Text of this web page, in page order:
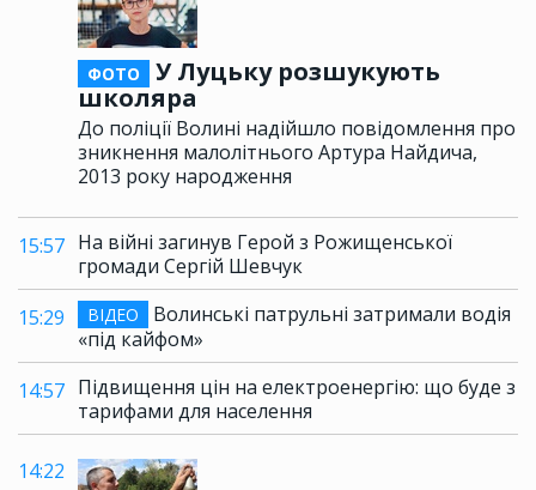
ФОТО
У Луцьку розшукують
школяра
До поліції Волині надійшло повідомлення про
зникнення малолітнього Артура Найдича,
2013 року народження
15:57 На війні загинув Герой з Рожищенської
громади Сергій Шевчук
15:29
ВІДЕО
Волинські патрульні затримали водія
«під кайфом»
14:57 Підвищення цін на електроенергію: що буде з
тарифами для населення
14:22